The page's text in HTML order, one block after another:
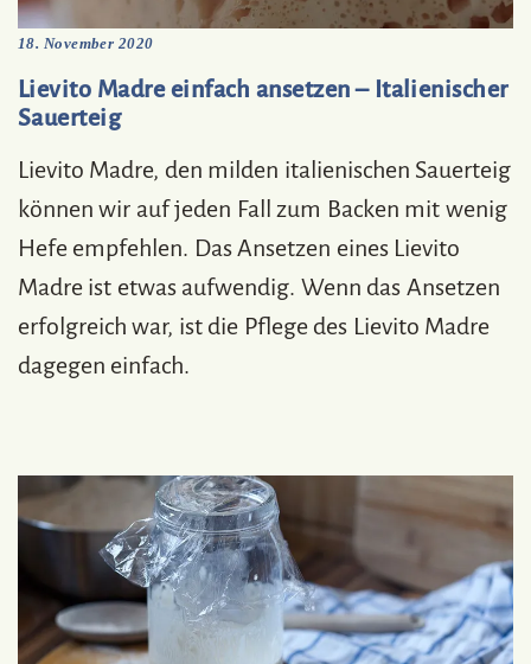
18. November 2020
Lievito Madre einfach ansetzen – Italienischer
Sauerteig
Lievito Madre, den milden italienischen Sauerteig
können wir auf jeden Fall zum Backen mit wenig
Hefe empfehlen. Das Ansetzen eines Lievito
Madre ist etwas aufwendig. Wenn das Ansetzen
erfolgreich war, ist die Pflege des Lievito Madre
dagegen einfach.